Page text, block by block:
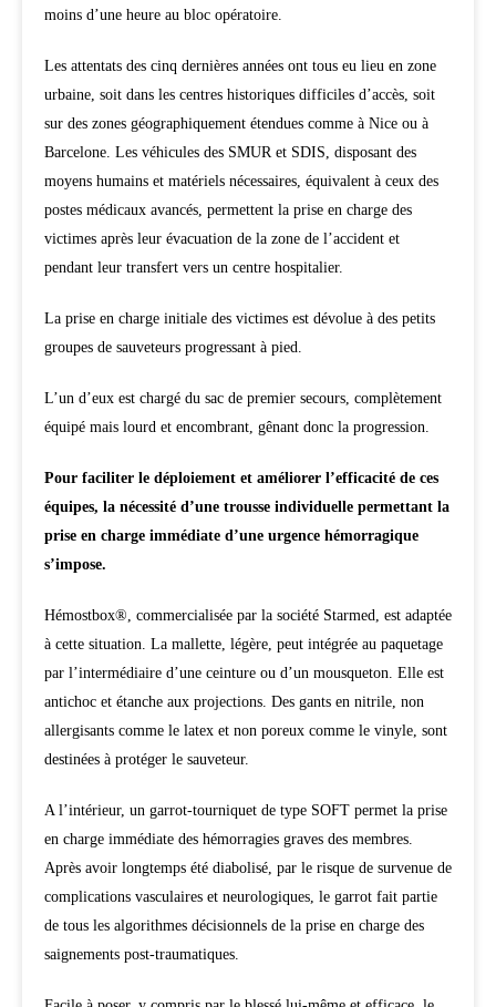
moins d’une heure au bloc opératoire.
Les attentats des cinq dernières années ont tous eu lieu en zone
urbaine, soit dans les centres historiques difficiles d’accès, soit
sur des zones géographiquement étendues comme à Nice ou à
Barcelone. Les véhicules des SMUR et SDIS, disposant des
moyens humains et matériels nécessaires, équivalent à ceux des
postes médicaux avancés, permettent la prise en charge des
victimes après leur évacuation de la zone de l’accident et
pendant leur transfert vers un centre hospitalier.
La prise en charge initiale des victimes est dévolue à des petits
groupes de sauveteurs progressant à pied.
L’un d’eux est chargé du sac de premier secours, complètement
équipé mais lourd et encombrant, gênant donc la progression.
Pour faciliter le déploiement et améliorer l’efficacité de ces
équipes, la nécessité d’une trousse individuelle permettant la
prise en charge immédiate d’une urgence hémorragique
s’impose.
Hémostbox®, commercialisée par la société Starmed, est adaptée
à cette situation. La mallette, légère, peut intégrée au paquetage
par l’intermédiaire d’une ceinture ou d’un mousqueton. Elle est
antichoc et étanche aux projections. Des gants en nitrile, non
allergisants comme le latex et non poreux comme le vinyle, sont
destinées à protéger le sauveteur.
A l’intérieur, un garrot-tourniquet de type SOFT permet la prise
en charge immédiate des hémorragies graves des membres.
Après avoir longtemps été diabolisé, par le risque de survenue de
complications vasculaires et neurologiques, le garrot fait partie
de tous les algorithmes décisionnels de la prise en charge des
saignements post-traumatiques.